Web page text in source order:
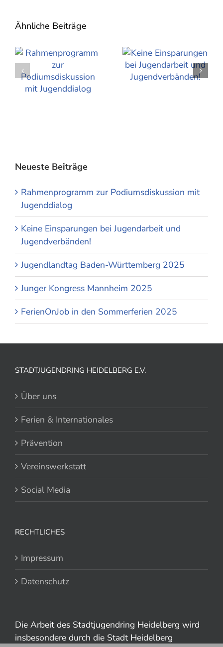
Ähnliche Beiträge
Neueste Beiträge
Rahmenprogramm zur Podiumsdiskussion mit
Jugenddialog
Keine Einsparungen bei Jugendarbeit und
Jugendverbänden!
Jugendlandtag Baden-Württemberg 2025
Junger Kongress Mannheim 2025
FerienOnJob in den Sommerferien 2025
STADTJUGENDRING HEIDELBERG E.V.
Über uns
Ferien & Internationales
Prävention
Vereinswerkstatt
Social Media
RECHTLICHES
Impressum
Datenschutz
Die Arbeit des Stadtjugendring Heidelberg wird
insbesondere durch die Stadt Heidelberg